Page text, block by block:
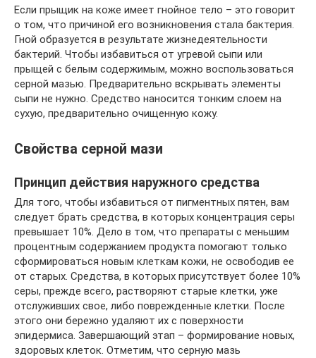
Если прыщик на коже имеет гнойное тело – это говорит
о том, что причиной его возникновения стала бактерия.
Гной образуется в результате жизнедеятельности
бактерий. Чтобы избавиться от угревой сыпи или
прыщей с белым содержимым, можно воспользоваться
серной мазью. Предварительно вскрывать элементы
сыпи не нужно. Средство наносится тонким слоем на
сухую, предварительно очищенную кожу.
Свойства серной мази
Принцип действия наружного средства
Для того, чтобы избавиться от пигментных пятен, вам
следует брать средства, в которых концентрация серы
превышает 10%. Дело в том, что препараты с меньшим
процентным содержанием продукта помогают только
сформироваться новым клеткам кожи, не освободив ее
от старых. Средства, в которых присутствует более 10%
серы, прежде всего, растворяют старые клетки, уже
отслуживших свое, либо поврежденные клетки. После
этого они бережно удаляют их с поверхности
эпидермиса. Завершающий этап – формирование новых,
здоровых клеток. Отметим, что серную мазь